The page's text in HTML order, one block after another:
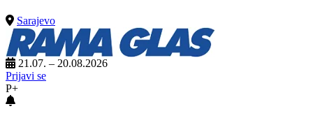
Sarajevo
21.07. – 20.08.2026
Prijavi se
P+